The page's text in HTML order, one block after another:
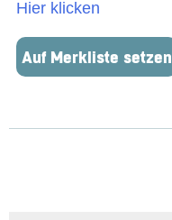
Hier klicken
Auf Merkliste setzen